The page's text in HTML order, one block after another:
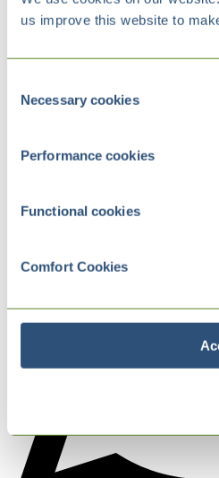
us improve this website to
Selection
Necessary cookies
Performance cookies
Functional cookies
Comfort Cookies